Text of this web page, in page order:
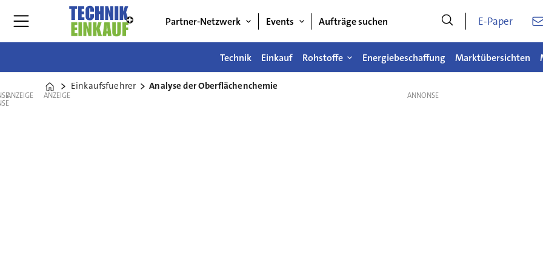
Partner-Netzwerk Events Aufträge suchen E-Paper
Technik Einkauf Rohstoffe Energiebeschaffung Marktübersichten
Home
Einkaufsfuehrer Analyse der Oberflächenchemie
ANZEIGE ANZEIGE